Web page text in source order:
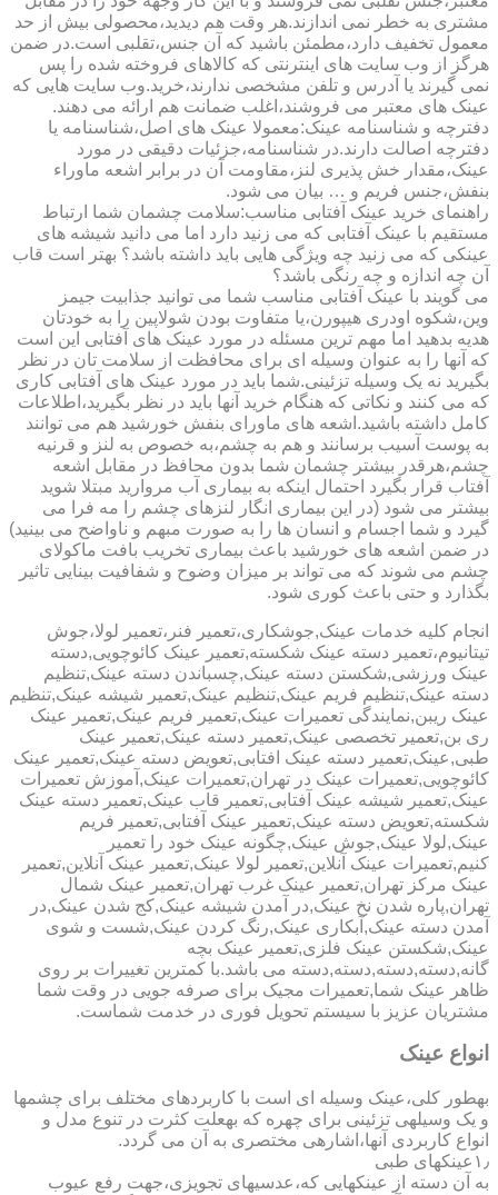
مشتری به خطر نمی اندازند.هر وقت هم دیدید،محصولی بیش از حد
معمول تخفیف دارد،مطمئن باشید که آن جنس،تقلبی است.در ضمن
هرگز از وب سایت های اینترنتی که کالاهای فروخته شده را پس
نمی گیرند یا آدرس و تلفن مشخصی ندارند،خرید.وب سایت هایی که
عینک های معتبر می فروشند،اغلب ضمانت هم ارائه می دهند.
دفترچه و شناسنامه عینک:معمولا عینک های اصل،شناسنامه یا
دفترچه اصالت دارند.در شناسنامه،جزئیات دقیقی در مورد
عینک،مقدار خش پذیری لنز،مقاومت آن در برابر اشعه ماوراء
بنفش،جنس فریم و … بیان می شود.
راهنمای خرید عینک آفتابی مناسب:سلامت چشمان شما ارتباط
مستقیم با عینک آفتابی که می زنید دارد اما می دانید شیشه های
عینکی که می زنید چه ویژگی هایی باید داشته باشد؟ بهتر است قاب
آن چه اندازه و چه رنگی باشد؟
می گویند با عینک آفتابی مناسب شما می توانید جذابیت جیمز
وین،شکوه اودری هیپورن،یا متفاوت بودن شولاپین را به خودتان
هدیه بدهید اما مهم ترین مسئله در مورد عینک های آفتابی این است
که آنها را به عنوان وسیله ای برای محافظت از سلامت تان در نظر
بگیرید نه یک وسیله تزئینی.شما باید در مورد عینک های آفتابی کاری
که می کنند و نکاتی که هنگام خرید آنها باید در نظر بگیرید،اطلاعات
کامل داشته باشید.اشعه های ماورای بنفش خورشید هم می توانند
به پوست آسیب برسانند و هم به چشم،به خصوص به لنز و قرنیه
چشم،هرقدر بیشتر چشمان شما بدون محافظ در مقابل اشعه
آفتاب قرار بگیرد احتمال اینکه به بیماری آب مروارید مبتلا شوید
بیشتر می شود (در این بیماری انگار لنزهای چشم را مه فرا می
گیرد و شما اجسام و انسان ها را به صورت مبهم و ناواضح می بینید)
در ضمن اشعه های خورشید باعث بیماری تخریب بافت ماکولای
چشم می شوند که می تواند بر میزان وضوح و شفافیت بینایی تاثیر
بگذارد و حتی باعث کوری شود.
انجام کلیه خدمات عینک,جوشکاری،تعمیر فنر،تعمیر لولا،جوش
تیتانیوم،تعمیر دسته عینک شکسته,تعمیر عینک کائوچویی,دسته
عینک ورزشی,شکستن دسته عینک,چسباندن دسته عینک,تنظیم
دسته عینک,تنظیم فریم عینک,تنظیم عینک,تعمیر شیشه عینک,تنظیم
عینک ریبن,نمایندگی تعمیرات عینک,تعمیر فریم عینک,تعمیر عینک
ری بن,تعمیر تخصصی عینک,تعمیر دسته عینک,تعمیر عینک
طبی,عینک,تعمیر دسته عینک افتابی,تعویض دسته عینک,تعمیر عینک
کائوچویی,تعمیرات عینک در تهران,تعمیرات عینک,آموزش تعمیرات
عینک,تعمیر شیشه عینک آفتابی,تعمیر قاب عینک,تعمیر دسته عینک
شکسته,تعویض دسته عینک,تعمیر عینک آفتابی,تعمیر فریم
عینک,لولا عینک,جوش عینک,چگونه عینک خود را تعمیر
کنیم,تعمیرات عینک آنلاین,تعمیر لولا عینک,تعمیر عینک آنلاین,تعمیر
عینک مرکز تهران,تعمیر عینک غرب تهران,تعمیر عینک شمال
تهران,پاره شدن نخ عینک,در آمدن شیشه عینک,کج شدن عینک,در
آمدن دسته عینک,آبکاری عینک,رنگ کردن عینک,شست و شوی
عینک,شکستن عینک فلزی,تعمیر عینک بچه
گانه,دسته,دسته,دسته,دسته می باشد.با کمترین تغییرات بر روی
ظاهر عینک شما,تعمیرات مجیک برای صرفه جویی در وقت شما
مشتریان عزیز با سیستم تحویل فوری در خدمت شماست.
انواع عینک
به­طور کلی،عینک وسیله ای است با کاربردهای مختلف برای چشمها
و یک وسیله­ی تزئینی برای چهره که به­علت کثرت در تنوع مدل و
انواع کاربردی آنها،اشاره­ی مختصری به آن می گردد.
۱٫عینکهای طبی
به آن دسته از عینکهایی که،عدسیهای تجویزی،جهت رفع عیوب